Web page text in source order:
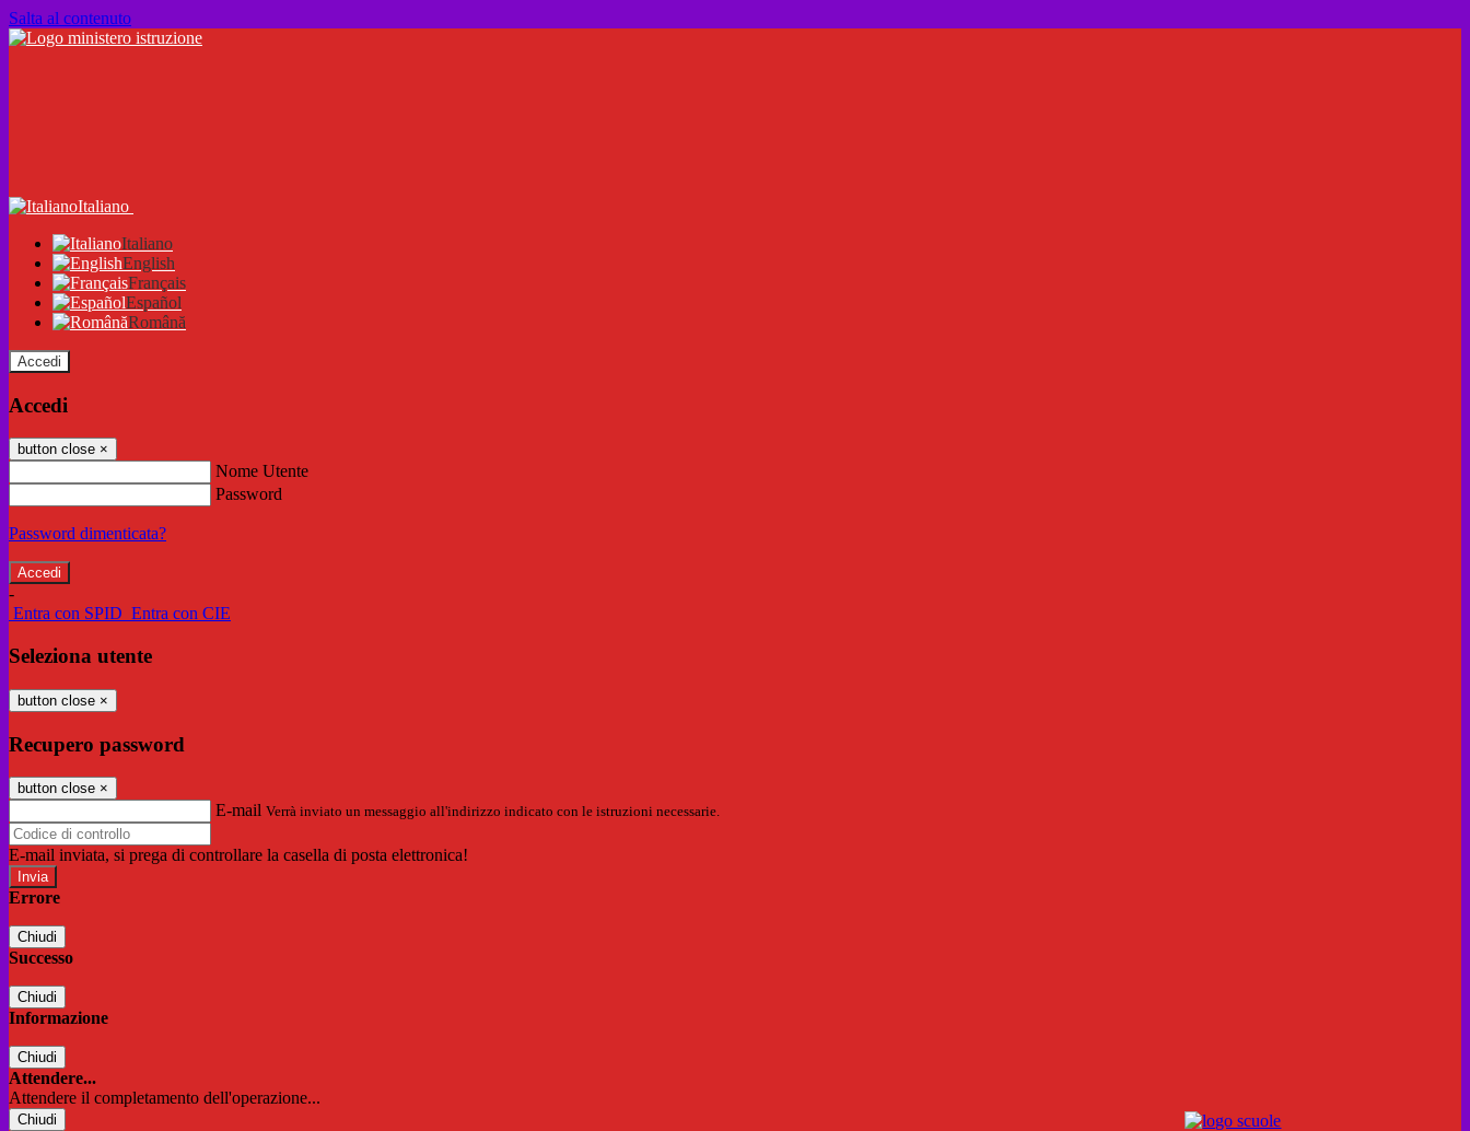
Salta al contenuto
Italiano
Italiano
English
Français
Español
Română
Accedi
Accedi
button close ×
Nome Utente
Password
Password dimenticata?
-
Entra con SPID Entra con CIE
Seleziona utente
button close ×
Recupero password
button close ×
E-mail Verrà inviato un messaggio all'indirizzo indicato con le istruzioni necessarie.
E-mail inviata, si prega di controllare la casella di posta elettronica!
Errore
Chiudi
Successo
Chiudi
Informazione
Chiudi
Attendere...
Attendere il completamento dell'operazione...
Chiudi